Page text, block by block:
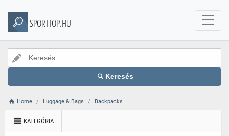
SPORTTOP.HU
Keresés
Home Luggage & Bags Backpacks
KATEGÓRIA